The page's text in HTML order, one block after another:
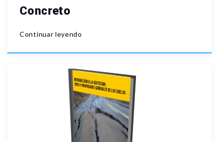
Concreto
Continuar leyendo